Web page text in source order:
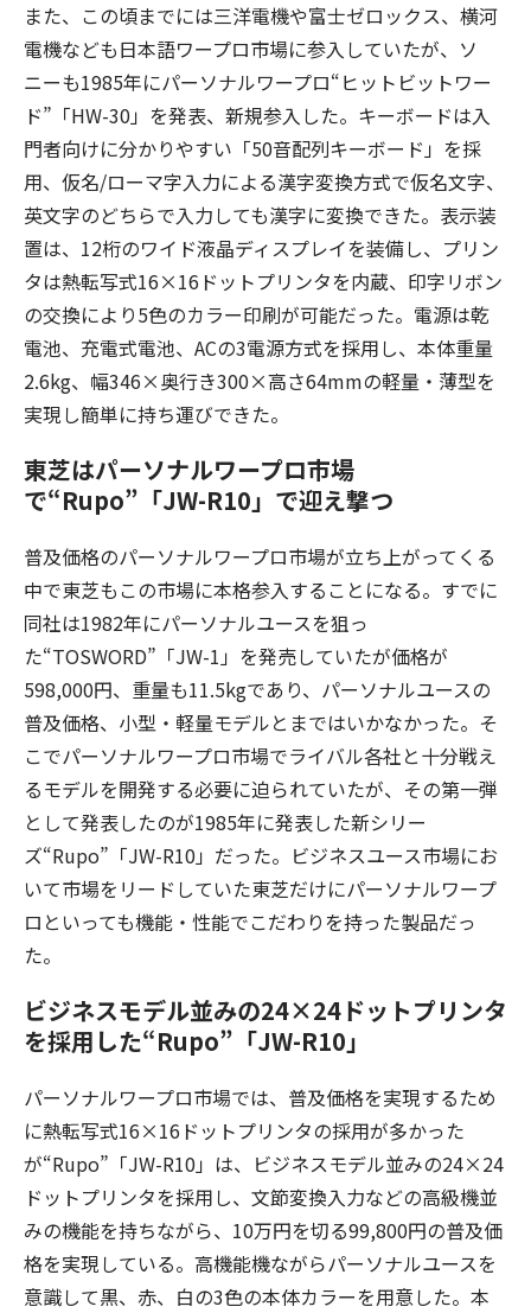
また、この頃までには三洋電機や富士ゼロックス、横河
電機なども日本語ワープロ市場に参入していたが、ソ
ニーも1985年にパーソナルワープロ“ヒットビットワー
ド”「HW-30」を発表、新規参入した。キーボードは入
門者向けに分かりやすい「50音配列キーボード」を採
用、仮名/ローマ字入力による漢字変換方式で仮名文字、
英文字のどちらで入力しても漢字に変換できた。表示装
置は、12桁のワイド液晶ディスプレイを装備し、プリン
タは熱転写式16×16ドットプリンタを内蔵、印字リボン
の交換により5色のカラー印刷が可能だった。電源は乾
電池、充電式電池、ACの3電源方式を採用し、本体重量
2.6kg、幅346×奥行き300×高さ64mmの軽量・薄型を
実現し簡単に持ち運びできた。
東芝はパーソナルワープロ市場
で“Rupo”「JW-R10」で迎え撃つ
普及価格のパーソナルワープロ市場が立ち上がってくる
中で東芝もこの市場に本格参入することになる。すでに
同社は1982年にパーソナルユースを狙っ
た“TOSWORD”「JW-1」を発売していたが価格が
598,000円、重量も11.5kgであり、パーソナルユースの
普及価格、小型・軽量モデルとまではいかなかった。そ
こでパーソナルワープロ市場でライバル各社と十分戦え
るモデルを開発する必要に迫られていたが、その第一弾
として発表したのが1985年に発表した新シリー
ズ“Rupo”「JW-R10」だった。ビジネスユース市場にお
いて市場をリードしていた東芝だけにパーソナルワープ
ロといっても機能・性能でこだわりを持った製品だっ
た。
ビジネスモデル並みの24×24ドットプリンタ
を採用した“Rupo”「JW-R10」
パーソナルワープロ市場では、普及価格を実現するため
に熱転写式16×16ドットプリンタの採用が多かった
が“Rupo”「JW-R10」は、ビジネスモデル並みの24×24
ドットプリンタを採用し、文節変換入力などの高級機並
みの機能を持ちながら、10万円を切る99,800円の普及価
格を実現している。高機能機ながらパーソナルユースを
意識して黒、赤、白の3色の本体カラーを用意した。本